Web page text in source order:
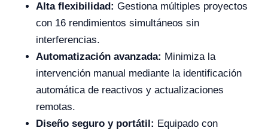
Alta flexibilidad: Gestiona múltiples proyectos
con 16 rendimientos simultáneos sin
interferencias.
Automatización avanzada: Minimiza la
intervención manual mediante la identificación
automática de reactivos y actualizaciones
remotas.
Diseño seguro y portátil: Equipado con